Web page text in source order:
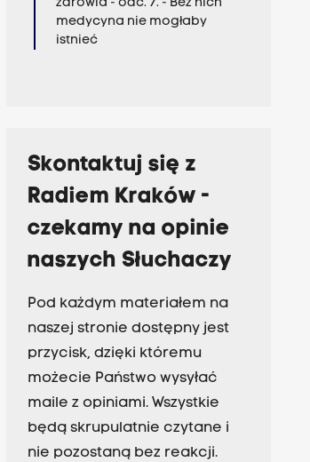
zdrowia - odc. 7. - Bez nich
medycyna nie mogłaby
istnieć
Skontaktuj się z
Radiem Kraków -
czekamy na opinie
naszych Słuchaczy
Pod każdym materiałem na
naszej stronie dostępny jest
przycisk, dzięki któremu
możecie Państwo wysyłać
maile z opiniami. Wszystkie
będą skrupulatnie czytane i
nie pozostaną bez reakcji.